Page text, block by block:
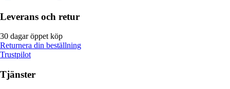
Leverans och retur
30 dagar öppet köp
Returnera din beställning
Trustpilot
Tjänster